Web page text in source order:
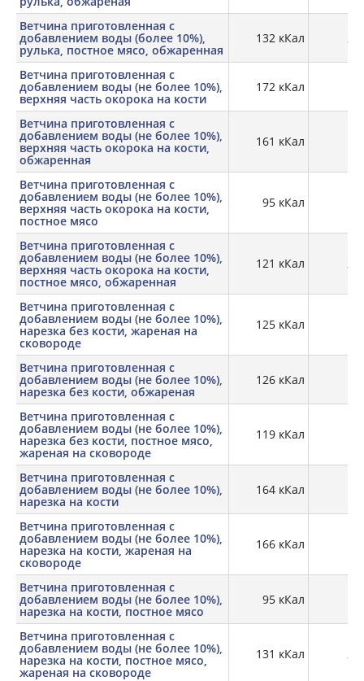
Ветчина приготовленная с
добавлением воды (более 10%),
рулька, постное мясо, обжаренная
132 кКал
Ветчина приготовленная с
добавлением воды (не более 10%),
верхняя часть окорока на кости
172 кКал
Ветчина приготовленная с
добавлением воды (не более 10%),
верхняя часть окорока на кости,
обжаренная
161 кКал
Ветчина приготовленная с
добавлением воды (не более 10%),
верхняя часть окорока на кости,
постное мясо
95 кКал
Ветчина приготовленная с
добавлением воды (не более 10%),
верхняя часть окорока на кости,
постное мясо, обжаренная
121 кКал
Ветчина приготовленная с
добавлением воды (не более 10%),
нарезка без кости, жареная на
сковороде
125 кКал
Ветчина приготовленная с
добавлением воды (не более 10%),
нарезка без кости, обжареная
126 кКал
Ветчина приготовленная с
добавлением воды (не более 10%),
нарезка без кости, постное мясо,
жареная на сковороде
119 кКал
Ветчина приготовленная с
добавлением воды (не более 10%),
нарезка на кости
164 кКал
Ветчина приготовленная с
добавлением воды (не более 10%),
нарезка на кости, жареная на
сковороде
166 кКал
Ветчина приготовленная с
добавлением воды (не более 10%),
нарезка на кости, постное мясо
95 кКал
Ветчина приготовленная с
добавлением воды (не более 10%),
нарезка на кости, постное мясо,
жареная на сковороде
131 кКал